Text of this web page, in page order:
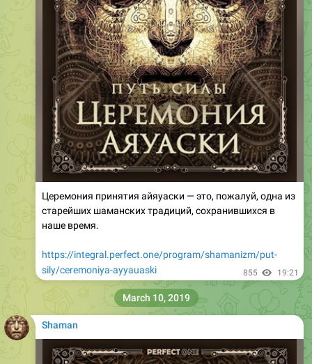
Церемония принятия айяуаски — это, пожалуй, одна из
старейших шаманских традиций, сохранившихся в
наше время.
https://integral.perfect.one/program/shamanizm/put-
sily/ceremoniya-ayyauaski
855 19:21
Shaman
March 10, 2019